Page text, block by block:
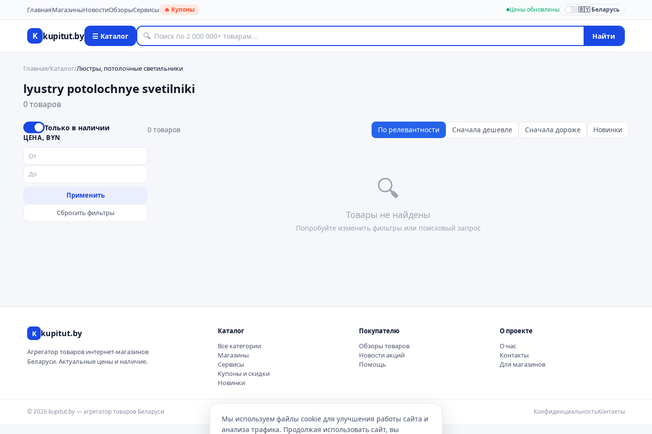
ГлавнаяМагазиныНовостиОбзорыСервисы 🔥 Купоны Цены обновлены 🇧🇾 Беларусь
K kupitut.by ☰ Каталог 🔍 Найти
Главная/Каталог/Люстры, потолочные светильники
lyustry potolochnye svetilniki
0 товаров
Только в наличии
ЦЕНА, BYN
Применить
Сбросить фильтры
0 товаров По релевантности Сначала дешевле Сначала дороже Новинки
🔍
Товары не найдены
Попробуйте изменить фильтры или поисковый запрос
K kupitut.by
Агрегатор товаров интернет-магазинов
Беларуси. Актуальные цены и наличие.
Каталог
Все категории
Магазины
Сервисы
Купоны и скидки
Новинки
Покупателю
Обзоры товаров
Новости акций
Помощь
О проекте
О нас
Контакты
Для магазинов
© 2026 kupitut.by — агрегатор товаров Беларуси КонфиденциальностьКонтакты
Мы используем файлы cookie для улучшения работы сайта и
анализа трафика. Продолжая использовать сайт, вы